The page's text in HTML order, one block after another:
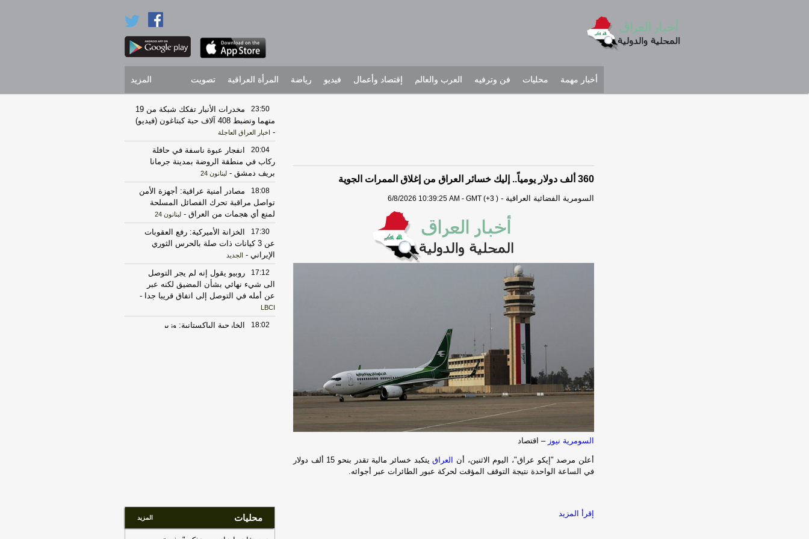
أخبار مهمة محليات فن وترفيه العرب والعالم إقتصاد وأعمال فيديو رياضة المرأة العراقية تصويت المزيد
360 ألف دولار يومياً.. إليك خسائر العراق من إغلاق الممرات الجوية
السومرية الفضائية العراقية -
6/8/2026 10:39:25 AM - GMT (+3 )
السومرية نيوز – اقتصاد
أعلن مرصد "إيكو عراق"، اليوم الاثنين، أن العراق
يتكبد خسائر مالية تقدر بنحو 15 ألف دولار
في الساعة الواحدة نتيجة التوقف المؤقت لحركة عبور الطائرات عبر أجوائه.
إقرأ المزيد
23:50
مخدرات الأنبار تفكك شبكة من 19
متهما وتضبط 408 آلاف حبة كبتاغون (فيديو)
- اخبار العراق العاجلة
20:04
انفجار عبوة ناسفة في حافلة
ركاب في منطقة الروضة بمدينة جرمانا
بريف دمشق - لبنانون 24
18:08
مصادر أمنية عراقية: أجهزة الأمن
تواصل مراقبة تحرك الفصائل المسلحة
لمنع أي هجمات من العراق - لبنانون 24
17:30
الخزانة الأميركية: رفع العقوبات
عن 3 كيانات ذات صلة بالحرس الثوري
الإيراني - الجديد
17:12
روبيو يقول إنه لم يجر التوصل
الى شيء نهائي بشأن المضيق لكنه عبر
عن أمله في التوصل إلى اتفاق قريبا جدا -
LBCI
18:02
الخارجية الباكستانية: وزير
السفر إلى المنطقة
22:43
الحكومة العراقية تعلن حالة الإنذار
محليات المزيد